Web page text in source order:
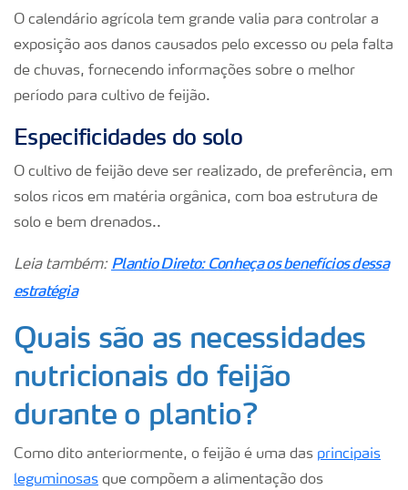
O calendário agrícola tem grande valia para controlar a
exposição aos danos causados pelo excesso ou pela falta
de chuvas, fornecendo informações sobre o melhor
período para cultivo de feijão.
Especificidades do solo
O cultivo de feijão deve ser realizado, de preferência, em
solos ricos em matéria orgânica, com boa estrutura de
solo e bem drenados..
Leia também: Plantio Direto: Conheça os benefícios dessa
estratégia
Quais são as necessidades
nutricionais do feijão
durante o plantio?
Como dito anteriormente, o feijão é uma das principais
leguminosas que compõem a alimentação dos